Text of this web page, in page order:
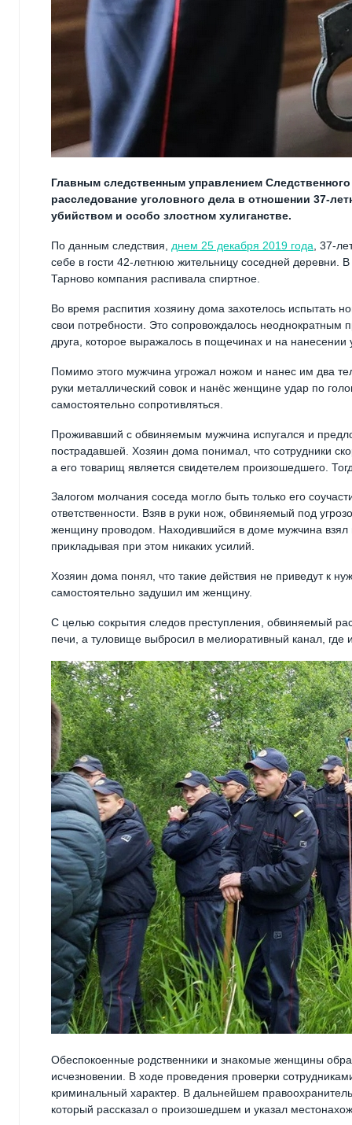
Главным следственным управлением
расследование уголовного дела в отношении 37-
убийством и особо злостном хулиганстве.
По данным следствия, днем 25 декабря 2019 года, 37-
себе в гости 42-летнюю жительницу соседней деревни.
Тарново компания распивала спиртное.
Во время распития хозяину дома захотелось испытать
свои потребности. Это сопровождалось неоднократным
друга, которое выражалось в пощечинах и на нанесении
Помимо этого мужчина угрожал ножом и нанес им два
руки металлический совок и нанёс женщине удар по
самостоятельно сопротивляться.
Проживавший с обвиняемым мужчина испугался и
пострадавшей. Хозяин дома понимал, что сотрудники
а его товарищ является свидетелем произошедшего.
Залогом молчания соседа могло быть только его
ответственности. Взяв в руки нож, обвиняемый под
женщину проводом. Находившийся в доме мужчина взял
прикладывая при этом никаких усилий.
Хозяин дома понял, что такие действия не приведут к
самостоятельно задушил им женщину.
С целью сокрытия следов преступления, обвиняемый
печи, а туловище выбросил в мелиоративный канал,
Обеспокоенные родственники и знакомые женщины
исчезновении. В ходе проведения проверки
криминальный характер. В дальнейшем
который рассказал о произошедшем и указал